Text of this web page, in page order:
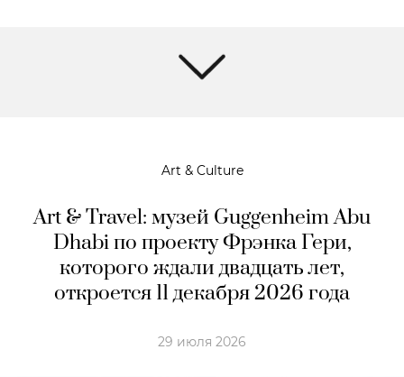
Art & Culture
Art & Travel: музей Guggenheim Abu
Dhabi по проекту Фрэнка Гери,
которого ждали двадцать лет,
откроется 11 декабря 2026 года
29 июля 2026